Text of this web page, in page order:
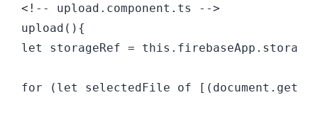
<!-- upload.component.ts -->
upload(){
let storageRef =
for (let selectedFile of